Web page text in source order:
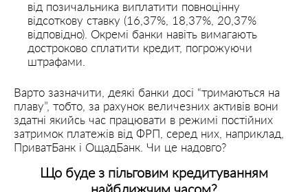
від позичальника виплатити повноцінну
відсоткову ставку (16,37%, 18,37%, 20,37%
відповідно). Окремі банки навіть вимагають
достроково сплатити кредит, погрожуючи
штрафами.
Варто зазначити, деякі банки досі “тримаються на
плаву”, тобто, за рахунок величезних активів вони
здатні якийсь час працювати в режимі постійних
затримок платежів від ФРП, серед них, наприклад,
ПриватБанк і ОщадБанк. Чи це надовго?
Що буде з пільговим кредитуванням